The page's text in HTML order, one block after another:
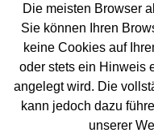
Die meisten Browser
Sie können Ihren
keine Cookies auf
oder stets ein Hinweis
angelegt wird. Die
kann jedoch dazu
unserer